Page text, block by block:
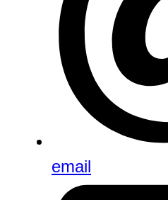
email